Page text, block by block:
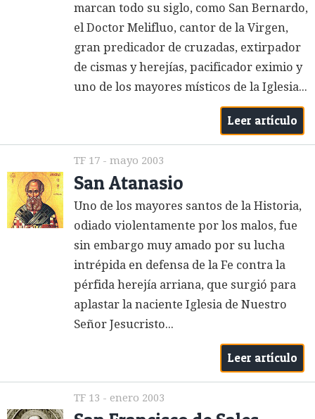
marcan todo su siglo, como San Bernardo,
el Doctor Melifluo, cantor de la Virgen,
gran predicador de cruzadas, extirpador
de cismas y herejías, pacificador eximio y
uno de los mayores místicos de la Iglesia...
Leer artículo
TF 17 - mayo 2003
San Atanasio
Uno de los mayores santos de la Historia,
odiado violentamente por los malos, fue
sin embargo muy amado por su lucha
intrépida en defensa de la Fe contra la
pérfida herejía arriana, que surgió para
aplastar la naciente Iglesia de Nuestro
Señor Jesucristo...
Leer artículo
TF 13 - enero 2003